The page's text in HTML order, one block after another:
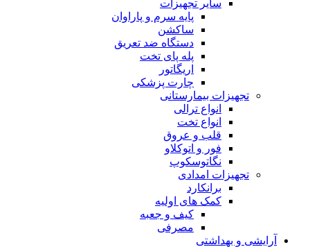
سایر تجهیزات
پایه سرم و پاراوان
ساکشن
دستگاه ضد تعریق
پله پای تخت
اریگاتور
چارت پزشکی
تجهیزات بیمارستانی
انواع ترالی
انواع تخت
قلب و عروق
فور و اتوکلاو
نگاتوسکوپ
تجهیزات امدادی
برانکارد
کمک های اولیه
کیف و جعبه
مصرفی
آرایشی و بهداشتی